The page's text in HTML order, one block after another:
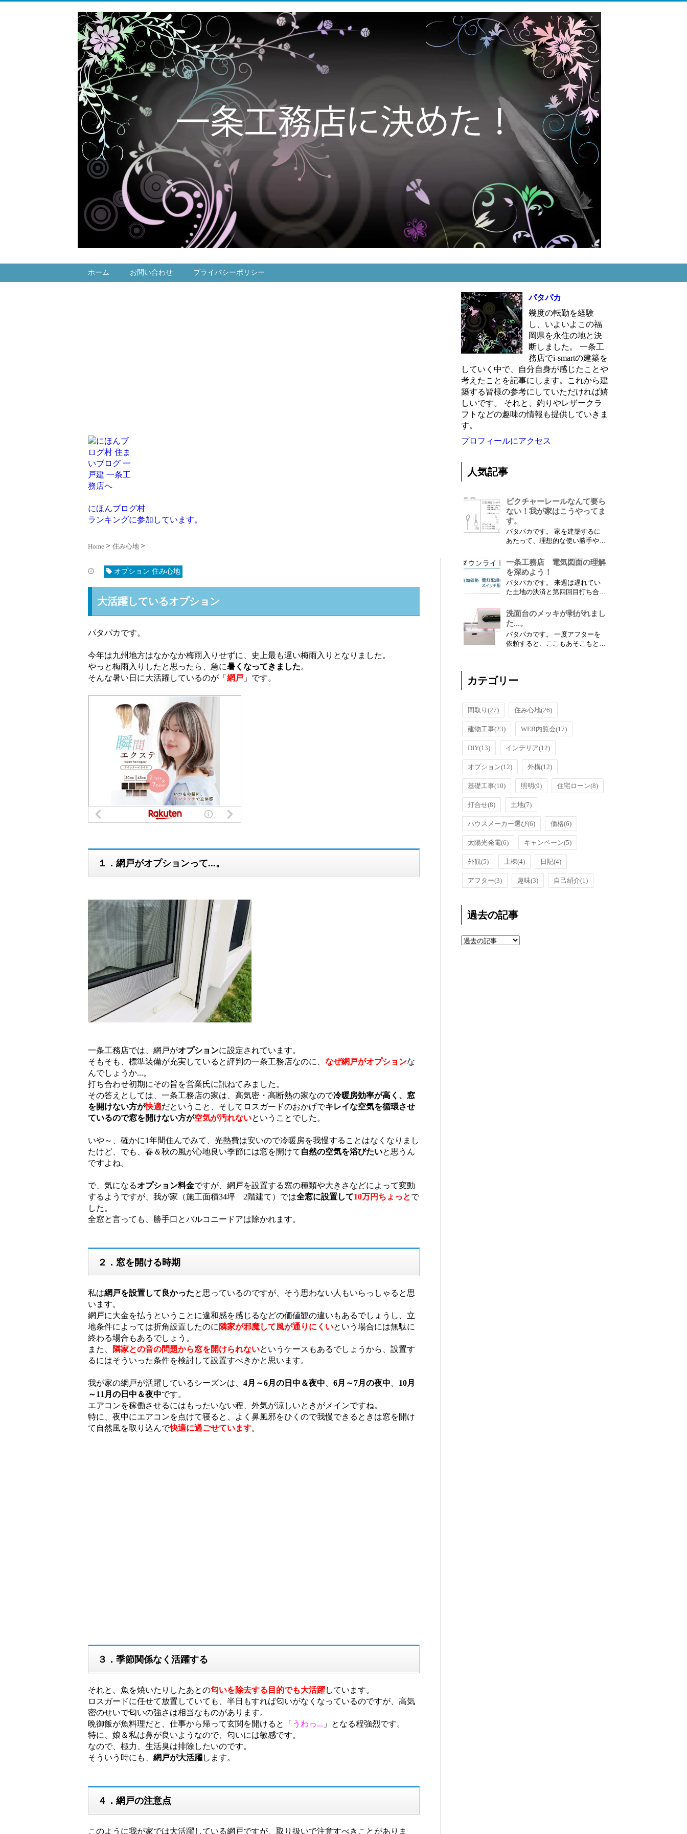
ホーム お問い合わせ プライバシーポリシー
にほんブログ村
ランキングに参加しています。
Home 住み心地
オプション 住み心地
大活躍しているオプション
パタパカです。
今年は九州地方はなかなか梅雨入りせずに、史上最も遅い梅雨入りとなりました。
やっと梅雨入りしたと思ったら、急に暑くなってきました。
そんな暑い日に大活躍しているのが「 網戸 」です。
１．網戸がオプションって...。
一条工務店では、網戸がオプションに設定されています。
そもそも、標準装備が充実していると評判の一条工務店なのに、 なぜ網戸がオプションな
んでしょうか...。
打ち合わせ初期にその旨を営業氏に訊ねてみました。
その答えとしては、一条工務店の家は、高気密・高断熱の家なので冷暖房効率が高く、窓
を開けない方が快適だということ、そしてロスガードのおかげでキレイな空気を循環させ
ているので窓を開けない方が空気が汚れないということでした。
いや～、確かに1年間住んでみて、光熱費は安いので冷暖房を我慢することはなくなりまし
たけど、でも、春＆秋の風が心地良い季節には窓を開けて 自然の空気を浴びたいと思うん
ですよね。
で、気になるオプション料金ですが、網戸を設置する窓の種類や大きさなどによって変動
するようですが、我が家（施工面積34坪 2階建て）では全窓に設置して10万円ちょっとで
した。
全窓と言っても、勝手口とバルコニードアは除かれます。
２．窓を開ける時期
私は網戸を設置して良かったと思っているのですが、そう思わない人もいらっしゃると思
います。
網戸に大金を払うということに違和感を感じるなどの価値観の違いもあるでしょうし、立
地条件によっては折角設置したのに 隣家が邪魔して風が通りにくいという場合には無駄に
終わる場合もあるでしょう。
また、
隣家との音の問題から窓を開けられないというケースもあるでしょうから、設置す
るにはそういった条件を検討して設置すべきかと思います。
我が家の網戸が活躍しているシーズンは、 4月～6月の日中＆夜中 6月～7月の夜中
10月
～11月の日中＆夜中です。
エアコンを稼働させるにはもったいない程、外気が涼しいときがメインですね。
特に、夜中にエアコンを点けて寝ると、よく鼻風邪をひくので我慢できるときは窓を開け
て自然風を取り込んで快適に過ごせています。
３．季節関係なく活躍する
それと、魚を焼いたりしたあとの匂いを除去する目的でも大活躍しています。
ロスガードに任せて放置していても、半日もすれば匂いがなくなっているのですが、高気
密のせいで匂いの強さは相当なものがあります。
晩御飯が魚料理だと、仕事から帰って玄関を開けると「 うわっ... 」となる程強烈です。
特に、娘＆私は鼻が良いようなので、匂いには敏感です。
なので、極力、生活臭は排除したいのです。
そういう時にも、 網戸が大活躍します。
４．網戸の注意点
このように我が家では大活躍している網戸ですが、取り扱いで注意すべきことがありま
パタパカ
幾度の転勤を経験
し、いよいよこの福
岡県を永住の地と決
断しました。 一条工
務店でi-smartの建築を
していく中で、自分自身が感じたことや
考えたことを記事にします。これから建
築する皆様の参考にしていただければ嬉
しいです。 それと、釣りやレザークラ
フトなどの趣味の情報も提供していきま
す。
プロフィールにアクセス
人気記事
ピクチャーレールなんて要ら
ない！我が家はこうやってま
す。
パタパカです。 家を建築するに
あたって、理想的な使い勝手や好
ンも人それぞれだと思います。
採用しなかったオプションは素直
に諦めるしかないのかもしれませ
んが、中にはDIYして 代替品を取
り付けることも可能 な場合があ
一条工務店 電気図面の理解
を深めよう！
パタパカです。 来週は遅れてい
た土地の決済と第四回目打ち合わ
す。 今から気合を入れて準備し
たいと思います。 １．電気図面
が提案されました 先日、設計士
から修正された最新の間取り図面
と電気図面をいただきました。
洗面台のメッキが剥がれまし
た...。
パタパカです。 一度アフターを
依頼すると、ここもあそこもと
レポートします。 １．補修箇所
ているのです...
カテゴリー
間取り (27) 住み心地(26)
建物工事(23) WEB内覧会(17)
DIY(13) インテリア(12)
オプション(12) 外構(12)
基礎工事(10) 照明(9) 住宅ローン(8)
打合せ(8) 土地(7)
ハウスメーカー選び(6) 価格(6)
太陽光発電(6) キャンペーン(5)
外観(5) 上棟(4) 日記(4)
アフター(3) 趣味(3) 自己紹介(1)
過去の記事